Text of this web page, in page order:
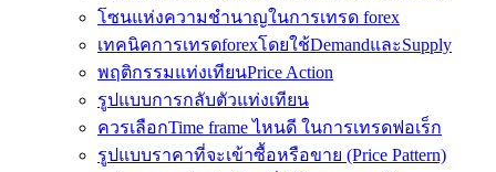
โซนแห่งความชำนาญในการเทรด forex
เทคนิคการเทรดforexโดยใช้DemandและSupply
พฤติกรรมแท่งเทียนPrice Action
รูปแบบการกลับตัวแท่งเทียน
ควรเลือกTime frame ไหนดี ในการเทรดฟอเร็ก
รูปแบบราคาที่จะเข้าซื้อหรือขาย (Price Pattern)